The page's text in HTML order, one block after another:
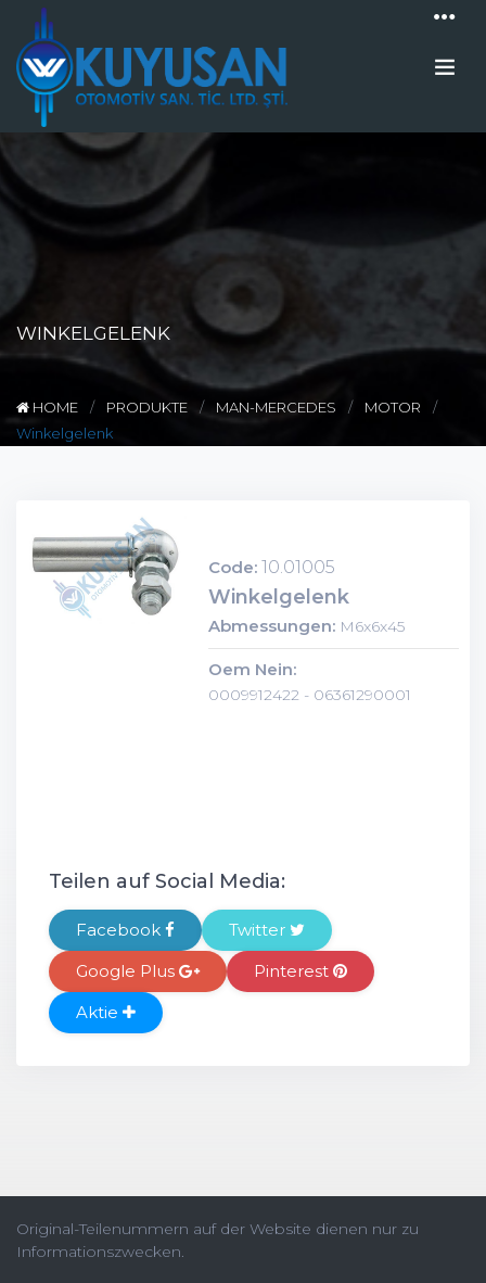
WINKELGELENK
HOME PRODUKTE MAN-MERCEDES
MOTOR
Winkelgelenk
Code: 10.01005
Winkelgelenk
Abmessungen: M6x6x45
Oem Nein:
0009912422 - 06361290001
Teilen auf Social Media:
Facebook
Twitter
Google Plus
Pinterest
Aktie
Original-Teilenummern auf der Website dienen nur zu
Informationszwecken.